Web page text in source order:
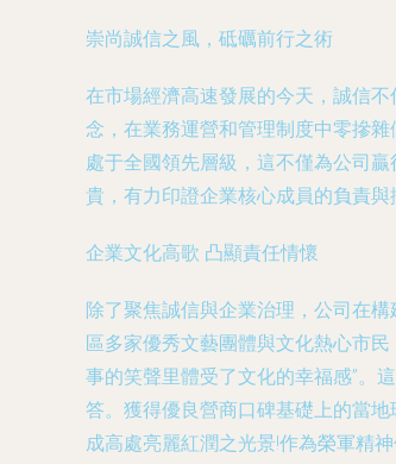
崇尚誠信之風，砥礪前行之術
在市場經濟高速發展的今天，誠信
念，在業務運營和管理制度中零摻
處于全國領先層級，這不僅為公司
貴，有力印證企業核心成員的負責與
企業文化高歌 凸顯責任情懷
除了聚焦誠信與企業治理，公司在
區多家優秀文藝團體與文化熱心市
事的笑聲里體受了文化的幸福感”。
答。獲得優良營商口碑基礎上的當
成高處亮麗紅潤之光景!作為榮軍精